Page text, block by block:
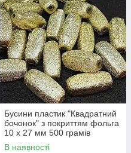
Бусини пластик "Квадратний
бочонок" з покриттям фольга
10 х 27 мм 500 грамів
В наявності